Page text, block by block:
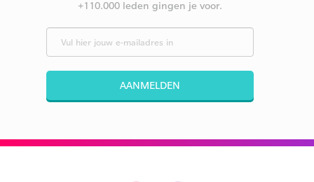
+110.000 leden gingen je voor.
AANMELDEN